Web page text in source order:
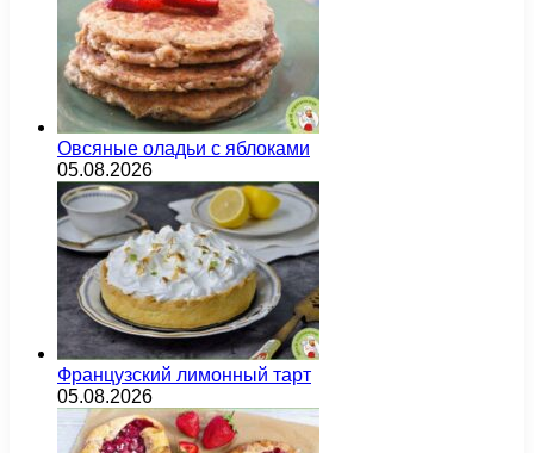
Овсяные оладьи с яблоками
05.08.2026
Французский лимонный тарт
05.08.2026